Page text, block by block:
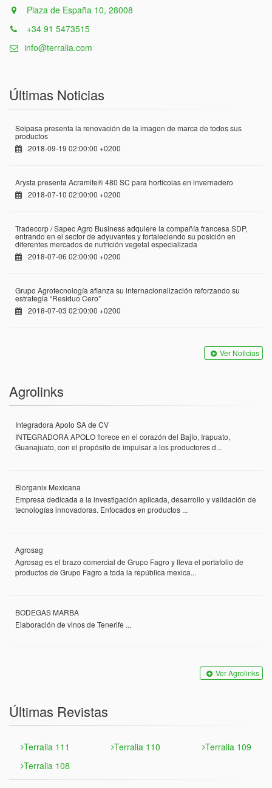
Plaza de España 10, 28008
+34 91 5473515
info@terralia.com
Últimas Noticias
Seipasa presenta la renovación de la imagen de marca de todos sus
productos
2018-09-19 02:00:00 +0200
Arysta presenta Acramite® 480 SC para hortícolas en invernadero
2018-07-10 02:00:00 +0200
Tradecorp / Sapec Agro Business adquiere la compañía francesa SDP,
entrando en el sector de adyuvantes y fortaleciendo su posición en
diferentes mercados de nutrición vegetal especializada
2018-07-06 02:00:00 +0200
Grupo Agrotecnología afianza su internacionalización reforzando su
estrategia “Residuo Cero”
2018-07-03 02:00:00 +0200
Ver Noticias
Agrolinks
Integradora Apolo SA de CV
INTEGRADORA APOLO florece en el corazón del Bajío, Irapuato,
Guanajuato, con el propósito de impulsar a los productores d...
Biorganix Mexicana
Empresa dedicada a la investigación aplicada, desarrollo y validación de
tecnologías innovadoras. Enfocados en productos ...
Agrosag
Agrosag es el brazo comercial de Grupo Fagro y lleva el portafolio de
productos de Grupo Fagro a toda la república mexica...
BODEGAS MARBA
Elaboración de vinos de Tenerife ...
Ver Agrolinks
Últimas Revistas
Terralia 111 Terralia 110
Terralia 109
Terralia 108